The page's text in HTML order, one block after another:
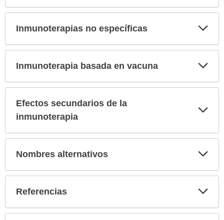
Inmunoterapias no específicas
Inmunoterapia basada en vacuna
Efectos secundarios de la
inmunoterapia
Nombres alternativos
Referencias